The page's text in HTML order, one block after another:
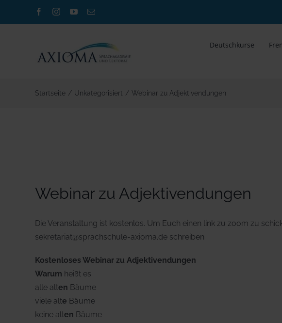
FacebookInstagramYouTube
E-
Deutschkurse
Startseite / Unkategorisiert / Webinar zu Adjektivendungen
Webinar zu Adjektivendungen
Die Veranstaltung ist kostenlos. Um Euch einen link zu zoom zu
sekretariat@sprachschule-axioma.de schreiben
Kostenloses Webinar zu Adjektivendungen
Warum heißt es
alle alten Bäume
viele alte Bäume
keine alten Bäume